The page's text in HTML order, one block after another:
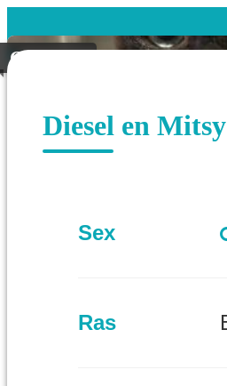
Geplaatst
Diesel en Mitsy
Sex
Ras